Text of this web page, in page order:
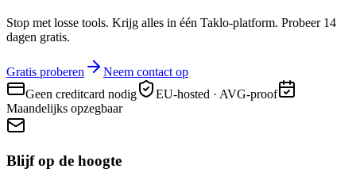
Stop met losse tools. Krijg alles in één Taklo-platform. Probeer 14
dagen gratis.
Gratis proberen
Neem contact op
Geen creditcard nodig
EU-hosted · AVG-proof
Maandelijks opzegbaar
Blijf op de hoogte